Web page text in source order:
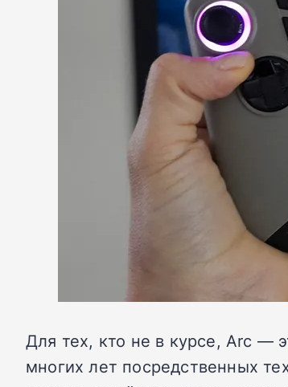
Для тех, кто не в курсе, Arc —
многих лет посредственных